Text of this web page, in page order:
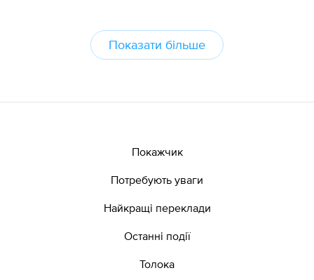
Показати більше
Покажчик
Потребують уваги
Найкращі переклади
Останні події
Толока